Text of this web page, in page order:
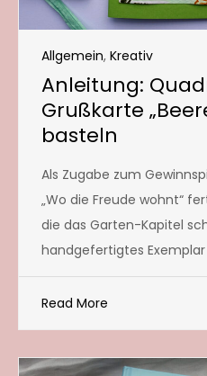
Allgemein, Kreativ
Anleitung:
Grußkarte
basteln
Als Zugabe zum
„Wo die Freude wohnt“
die das Garten-Kapitel
handgefertigtes
Read More